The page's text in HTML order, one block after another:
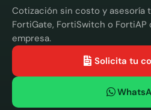
Cotización sin costo y asesoría
FortiGate, FortiSwitch o
empresa.
Solicita tu